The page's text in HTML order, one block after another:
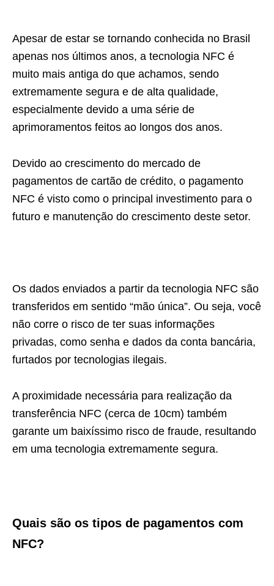
Apesar de estar se tornando conhecida no Brasil
apenas nos últimos anos, a tecnologia NFC é
muito mais antiga do que achamos, sendo
extremamente segura e de alta qualidade,
especialmente devido a uma série de
aprimoramentos feitos ao longos dos anos.
Devido ao crescimento do mercado de
pagamentos de cartão de crédito, o pagamento
NFC é visto como o principal investimento para o
futuro e manutenção do crescimento deste setor.
Os dados enviados a partir da tecnologia NFC são
transferidos em sentido “mão única”. Ou seja, você
não corre o risco de ter suas informações
privadas, como senha e dados da conta bancária,
furtados por tecnologias ilegais.
A proximidade necessária para realização da
transferência NFC (cerca de 10cm) também
garante um baixíssimo risco de fraude, resultando
em uma tecnologia extremamente segura.
Quais são os tipos de pagamentos com
NFC?